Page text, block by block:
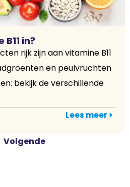
in?
rijk zijn aan vitamine B11
en peulvruchten
bekijk de verschillende
Lees meer
Volgende